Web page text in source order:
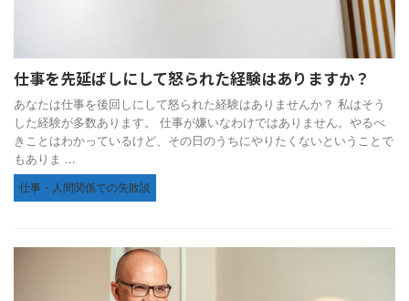
仕事を先延ばしにして怒られた経験はありますか？
あなたは仕事を後回しにして怒られた経験はありませんか？ 私はそう
した経験が多数あります。 仕事が嫌いなわけではありません。やるべ
きことはわかっているけど、その日のうちにやりたくないということで
もありま ...
仕事・人間関係での失敗談